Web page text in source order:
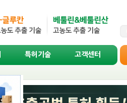
특허기술 고객센터